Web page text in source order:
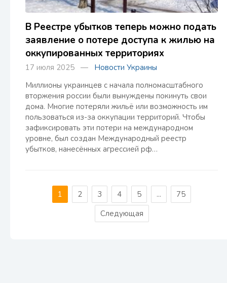
В Реестре убытков теперь можно подать
заявление о потере доступа к жилью на
оккупированных территориях
17 июля 2025 — Новости Украины
Миллионы украинцев с начала полномасштабного
вторжения россии были вынуждены покинуть свои
дома. Многие потеряли жильё или возможность им
пользоваться из-за оккупации территорий. Чтобы
зафиксировать эти потери на международном
уровне, был создан Международный реестр
убытков, нанесённых агрессией рф…
1 2 3 4 5 ...
75
Следующая